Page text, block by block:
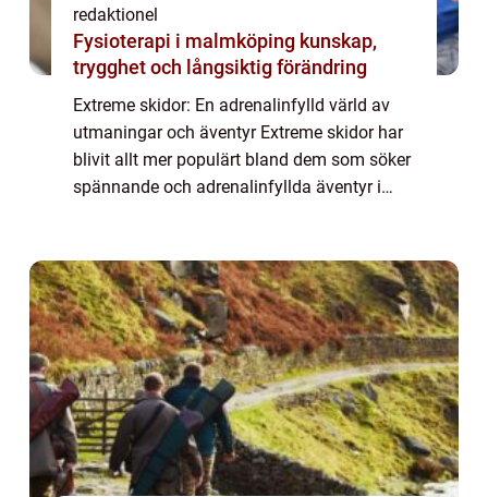
redaktionel
Fysioterapi i malmköping kunskap,
trygghet och långsiktig förändring
Extreme skidor: En adrenalinfylld värld av
utmaningar och äventyr Extreme skidor har
blivit allt mer populärt bland dem som söker
spännande och adrenalinfyllda äventyr i
skidåkning...